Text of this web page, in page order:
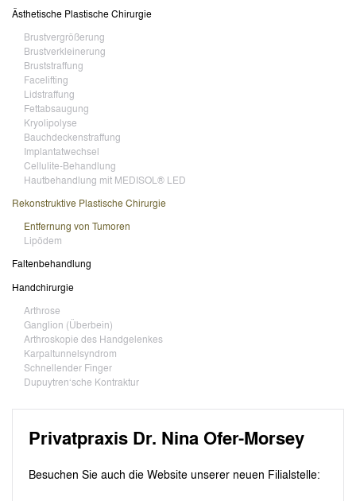
Ästhetische Plastische Chirurgie
Brustvergrößerung
Brustverkleinerung
Bruststraffung
Facelifting
Lidstraffung
Fettabsaugung
Kryolipolyse
Bauchdeckenstraffung
Implantatwechsel
Cellulite-Behandlung
Hautbehandlung mit MEDISOL® LED
Rekonstruktive Plastische Chirurgie
Entfernung von Tumoren
Lipödem
Faltenbehandlung
Handchirurgie
Arthrose
Ganglion (Überbein)
Arthroskopie des Handgelenkes
Karpaltunnelsyndrom
Schnellender Finger
Dupuytren‘sche Kontraktur
Privatpraxis Dr. Nina Ofer-Morsey
Besuchen Sie auch die Website unserer neuen Filialstelle: